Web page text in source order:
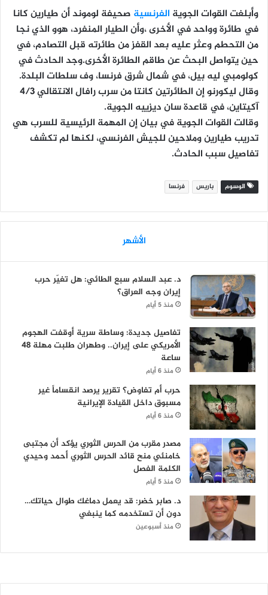
وأبلغت القوات الجوية الفرنسية صحيفة لوموند أن طيارين كانا
في طائرة وواحد في الأخرى ،وأن الطيار المنفرد، هوو الذي نجا
من التحطم وعثر عليه بعد القفز من طائرته قبل التصادم، في
حين يتواصل البحث عن طاقم الطائرة الأخرى.وجد الحادث في
كولومبي ليه بيل، في شمال شرق فرنسا، وف سلطات البلدة.
وقال ليكورنو إن الطائرتين كانتا من سرب رافال الانتقالي 4/3
آكيتاين، في قاعدة سان ديزييه الجوية.
وقالت القوات الجوية في بيان إن المهمة الرئيسية للسرب هي
تدريب طيارين وملاحين للجيش الفرنسي، لكنها لم تكشف
تفاصيل سبب الحادث.
الوسوم باريس فرنسا
الأشهر
د. عبد السلام سبع الطائي: هل تغيّر حرب
إيران وجه العراق؟
منذ 5 أيام
تفاصيل جديدة: وساطة سرية أوقفت الهجوم
الأمريكي على إيران.. وطهران طلبت مهلة 48
ساعة
منذ 6 أيام
حرب أم تفاوض؟ تقرير يرصد انقساماً غير
مسبوق داخل القيادة الإيرانية
منذ 6 أيام
مصدر مقرب من الحرس الثوري يؤكد أن مجتبى
خامنئي منح قائد الحرس الثوري أحمد وحيدي
الكلمة الفصل
منذ 5 أيام
د. صابر خضر: قد يعمل دماغك طوال حياتك…
دون أن تستخدمه كما ينبغي
منذ أسبوعين